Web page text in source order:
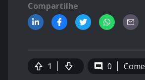
Compartilhe
1 0